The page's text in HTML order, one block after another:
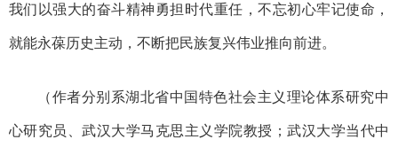
我们以强大的奋斗精神勇担时代重任，不忘初心牢记使命，
就能永葆历史主动，不断把民族复兴伟业推向前进。
（作者分别系湖北省中国特色社会主义理论体系研究中
心研究员、武汉大学马克思主义学院教授；武汉大学当代中